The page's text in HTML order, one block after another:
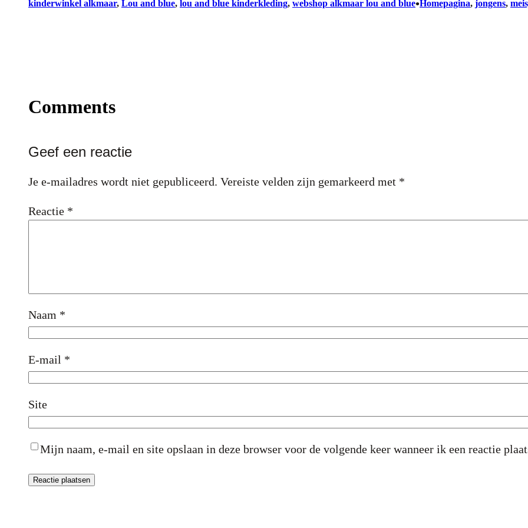
kinderwinkel alkmaar, Lou and blue, lou and blue kinderkleding, webshop alkmaar lou and blue•Homepagina, jongens,
Comments
Geef een reactie
Je e-mailadres wordt niet gepubliceerd. Vereiste velden zijn gemarkeerd met *
Reactie *
Naam *
E-mail *
Site
Mijn naam, e-mail en site opslaan in deze browser voor de volgende keer wanneer ik een reactie